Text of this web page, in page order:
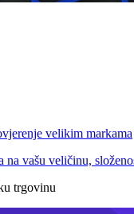
velikim markama
na vašu veličinu,
trgovinu